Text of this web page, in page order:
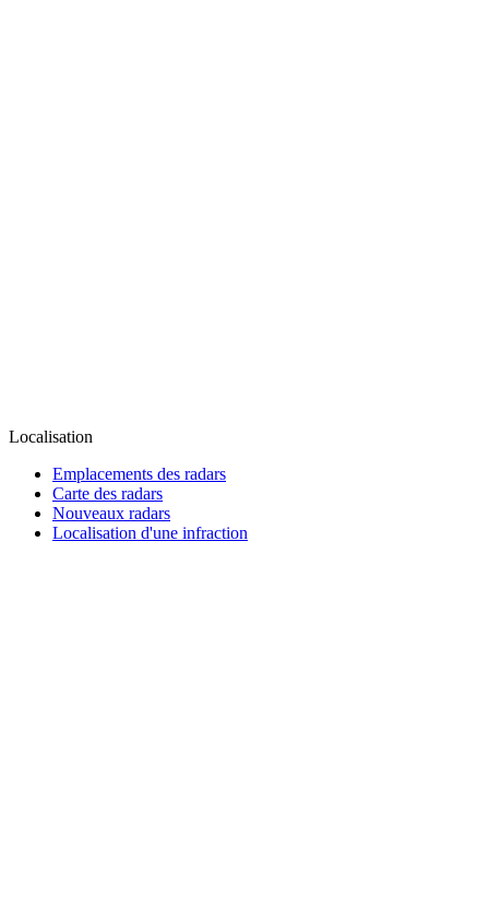
Localisation
Emplacements des radars
Carte des radars
Nouveaux radars
Localisation d'une infraction